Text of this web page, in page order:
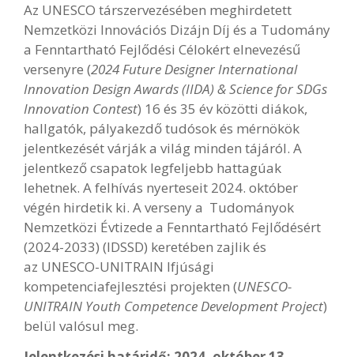
Az UNESCO társzervezésében meghirdetett
Nemzetközi Innovációs Dizájn Díj és a Tudomány
a Fenntartható Fejlődési Célokért elnevezésű
versenyre (2024 Future Designer International
Innovation Design Awards (IIDA) & Science for SDGs
Innovation Contest) 16 és 35 év közötti diákok,
hallgatók, pályakezdő tudósok és mérnökök
jelentkezését várják a világ minden tájáról. A
jelentkező csapatok legfeljebb hattagúak
lehetnek. A felhívás nyerteseit 2024. október
végén hirdetik ki. A verseny a Tudományok
Nemzetközi Évtizede a Fenntartható Fejlődésért
(2024-2033) (IDSSD) keretében zajlik és
az UNESCO-UNITRAIN Ifjúsági
kompetenciafejlesztési projekten (UNESCO-
UNITRAIN Youth Competence Development Project)
belül valósul meg.